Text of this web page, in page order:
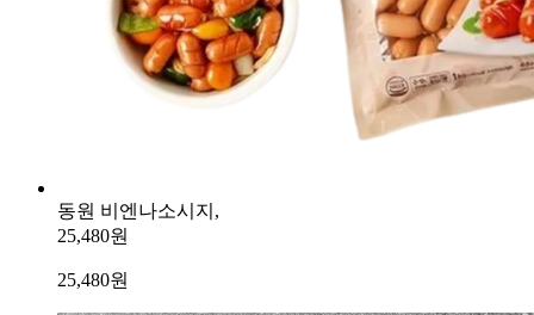
동원 비엔나소시지,
25,480원
25,480원